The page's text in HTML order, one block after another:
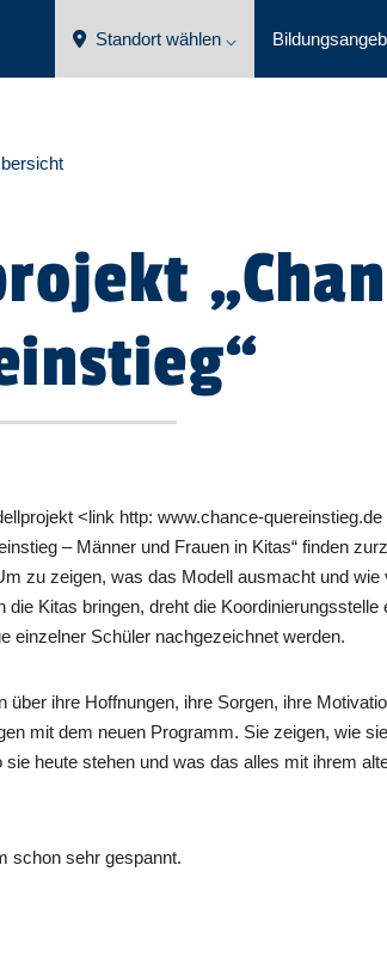
Standort wählen ⌵
<link http: www.chance-
– Männer und Frauen in Kitas“ finden
zu zeigen, was das Modell ausmacht und wie
die Kitas bringen, dreht die Koordinierungsstelle
einzelner Schüler nachgezeichnet werden.
über ihre Hoffnungen, ihre Sorgen, ihre
mit dem neuen Programm. Sie zeigen, wie
heute stehen und was das alles mit ihrem
schon sehr gespannt.